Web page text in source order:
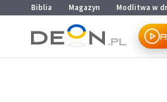
Przejdź do menu głównego
Przejdź do treści
Biblia Magazyn Modlitwa w